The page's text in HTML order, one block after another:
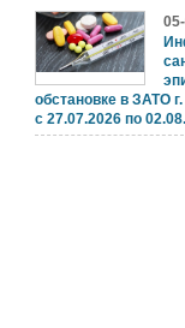
обстановке в ЗАТО
с 27.07.2026 по